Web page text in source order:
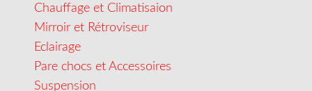
Chauffage et Climatisaion
Mirroir et Rétroviseur
Eclairage
Pare chocs et Accessoires
Suspension